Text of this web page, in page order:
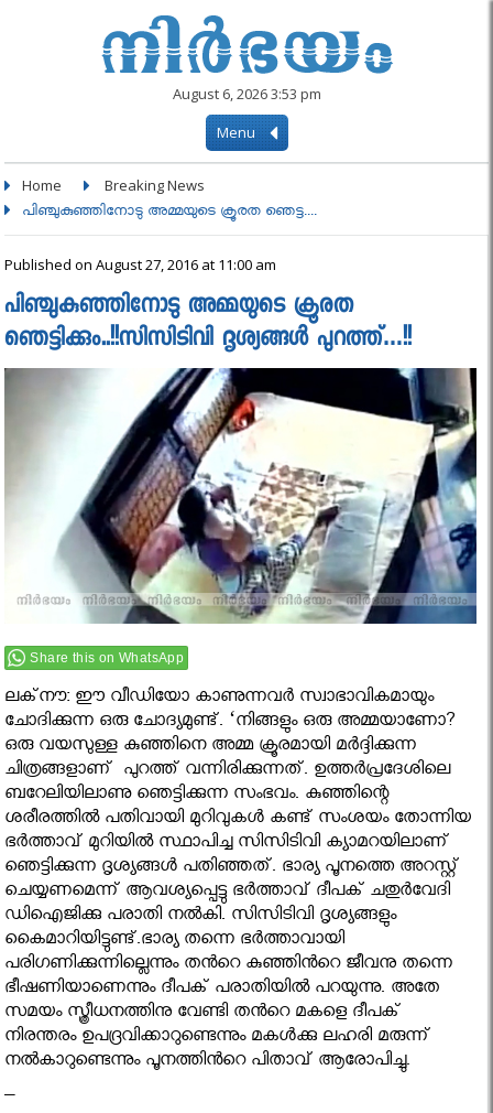
August 6, 2026 3:53 pm
Menu
Home Breaking News
പിഞ്ചുകുഞ്ഞിനോടു അമ്മയുടെ ക്രൂരത ഞെട്ട....
Published on August 27, 2016 at 11:00 am
പിഞ്ചുകുഞ്ഞിനോടു അമ്മയുടെ ക്രൂരത
ഞെട്ടിക്കും..!!സിസിടിവി ദൃശ്യങ്ങള്‍ പുറത്ത്…!!
Share this on WhatsApp
ലക്‌നൗ: ഈ വീഡിയോ കാണുന്നവര്‍ സ്വാഭാവികമായും
ചോദിക്കുന്ന ഒരു ചോദ്യമുണ്ട്. ‘നിങ്ങളും ഒരു അമ്മയാണോ?
ഒരു വയസുള്ള കുഞ്ഞിനെ അമ്മ ക്രൂരമായി മർദ്ദിക്കുന്ന
ചിത്രങ്ങളാണ് പുറത്ത് വന്നിരിക്കുന്നത്. ഉത്തര്‍പ്രദേശിലെ
ബറേലിയിലാണു ഞെട്ടിക്കുന്ന സംഭവം. കുഞ്ഞിന്റെ
ശരീരത്തില്‍ പതിവായി മുറിവുകള്‍ കണ്ട് സംശയം തോന്നിയ
ഭര്‍ത്താവ് മുറിയില്‍ സ്ഥാപിച്ച സിസിടിവി ക്യാമറയിലാണ്
ഞെട്ടിക്കുന്ന ദൃശ്യങ്ങള്‍ പതിഞ്ഞത്. ഭാര്യ പൂനത്തെ അറസ്റ്റ്
ചെയ്യണമെന്ന് ആവശ്യപ്പെട്ടു ഭര്‍ത്താവ് ദീപക് ചതുര്‍വേദി
ഡിഐജിക്കു പരാതി നല്‍കി. സിസിടിവി ദൃശ്യങ്ങളും
കൈമാറിയിട്ടുണ്ട്.ഭാര്യ തന്നെ ഭര്‍ത്താവായി
പരിഗണിക്കുന്നില്ലെന്നും തന്‍റെ കുഞ്ഞിന്‍റെ ജീവനു തന്നെ
ഭീഷണിയാണെന്നും ദീപക് പരാതിയില്‍ പറയുന്നു. അതേ
സമയം സ്ത്രീധനത്തിനു വേണ്ടി തന്‍റെ മകളെ ദീപക്
നിരന്തരം ഉപദ്രവിക്കാറുണ്ടെന്നും മകള്‍ക്കു ലഹരി മരുന്ന്
നല്‍കാറുണ്ടെന്നും പൂനത്തിന്‍റെ പിതാവ് ആരോപിച്ചു.
–